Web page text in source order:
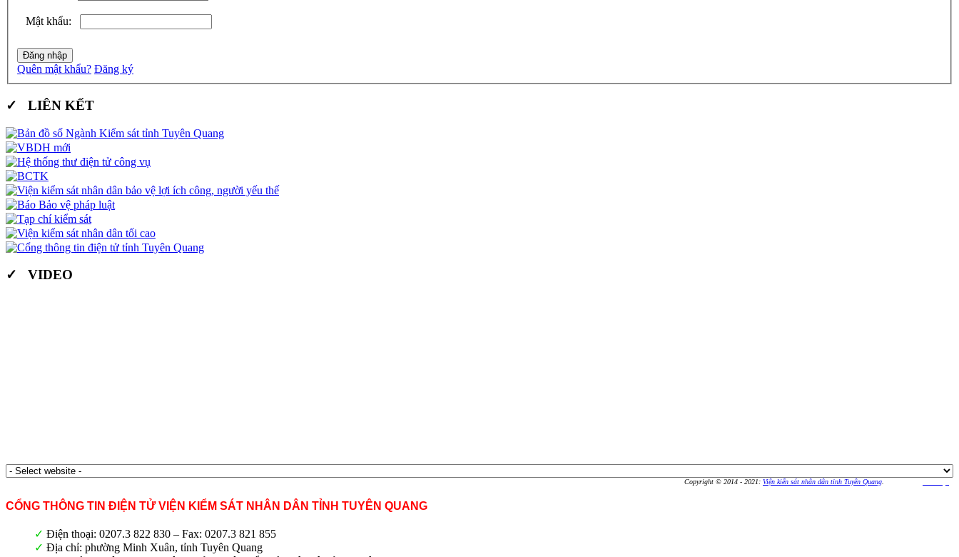
Mật khẩu:
Quên mật khẩu? Đăng ký
✓ LIÊN KẾT
✓ VIDEO
Copyright © 2014 - 2021: Viện kiển sát nhân dân tỉnh Tuyên Quang
CỔNG THÔNG TIN ĐIỆN TỬ VIỆN KIỂM SÁT NHÂN DÂN TỈNH TUYÊN QUANG
✓ Điện thoại: 0207.3 822 830 – Fax: 0207.3 821 855
✓ Địa chỉ: phường Minh Xuân, tỉnh Tuyên Quang